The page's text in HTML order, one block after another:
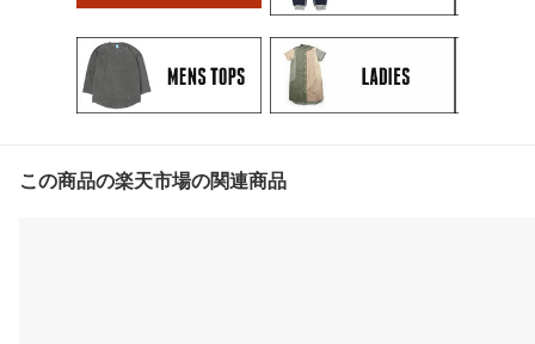
この商品の楽天市場の関連商品